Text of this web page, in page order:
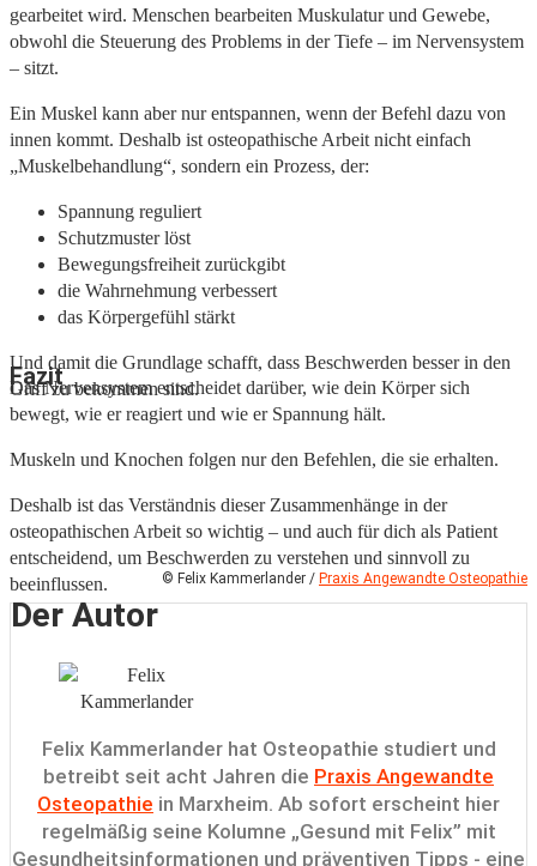
gearbeitet wird. Menschen bearbeiten Muskulatur und Gewebe,
obwohl die Steuerung des Problems in der Tiefe – im Nervensystem
– sitzt.
Ein Muskel kann aber nur entspannen, wenn der Befehl dazu von
innen kommt. Deshalb ist osteopathische Arbeit nicht einfach
„Muskelbehandlung“, sondern ein Prozess, der:
Spannung reguliert
Schutzmuster löst
Bewegungsfreiheit zurückgibt
die Wahrnehmung verbessert
das Körpergefühl stärkt
Und damit die Grundlage schafft, dass Beschwerden besser in den
Griff zu bekommen sind.
Fazit
Das Nervensystem entscheidet darüber, wie dein Körper sich
bewegt, wie er reagiert und wie er Spannung hält.
Muskeln und Knochen folgen nur den Befehlen, die sie erhalten.
Deshalb ist das Verständnis dieser Zusammenhänge in der
osteopathischen Arbeit so wichtig – und auch für dich als Patient
entscheidend, um Beschwerden zu verstehen und sinnvoll zu
beeinflussen.
© Felix Kammerlander / Praxis Angewandte Osteopathie
Der Autor
Felix Kammerlander hat Osteopathie studiert und
betreibt seit acht Jahren die Praxis Angewandte
Osteopathie in Marxheim. Ab sofort erscheint hier
regelmäßig seine Kolumne „Gesund mit Felix” mit
Gesundheitsinformationen und präventiven Tipps - eine